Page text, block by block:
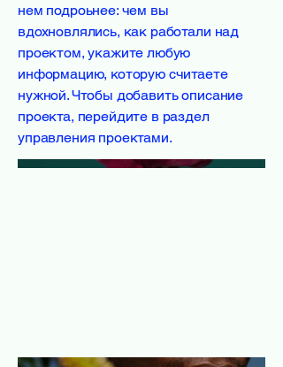
нем подроьнее: чем вы
вдохновлялись, как работали над
проектом, укажите любую
информацию, которую считаете
нужной. Чтобы добавить описание
проекта, перейдите в раздел
управления проектами.